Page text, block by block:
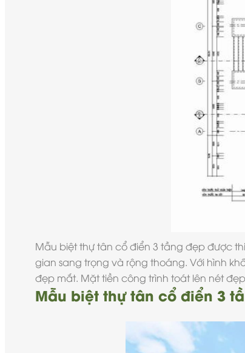
Mẫu biệt thự tân cổ điển 3 tầng đẹpđược
gian sang trọng và rộng thoáng. Với hình
đẹp mắt. Mặt tiền công trình toát lên nét
Mẫu biệt thự tân cổ điển 3